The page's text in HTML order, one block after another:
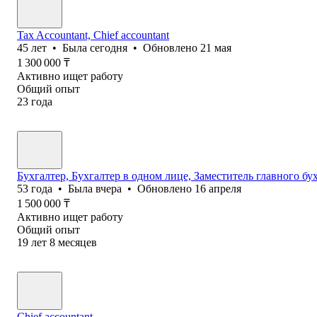
Tax Accountant, Chief accountant
45 лет • Была сегодня • Обновлено 21 мая
1 300 000 ₸
Активно ищет работу
Общий опыт
23 года
Бухгалтер, Бухгалтер в одном лице, Заместитель главного
53 года • Была вчера • Обновлено 16 апреля
1 500 000 ₸
Активно ищет работу
Общий опыт
19 лет 8 месяцев